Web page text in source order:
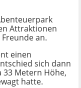
Attraktionen
an.
einen
sich dann
Metern Höhe,
hatte.